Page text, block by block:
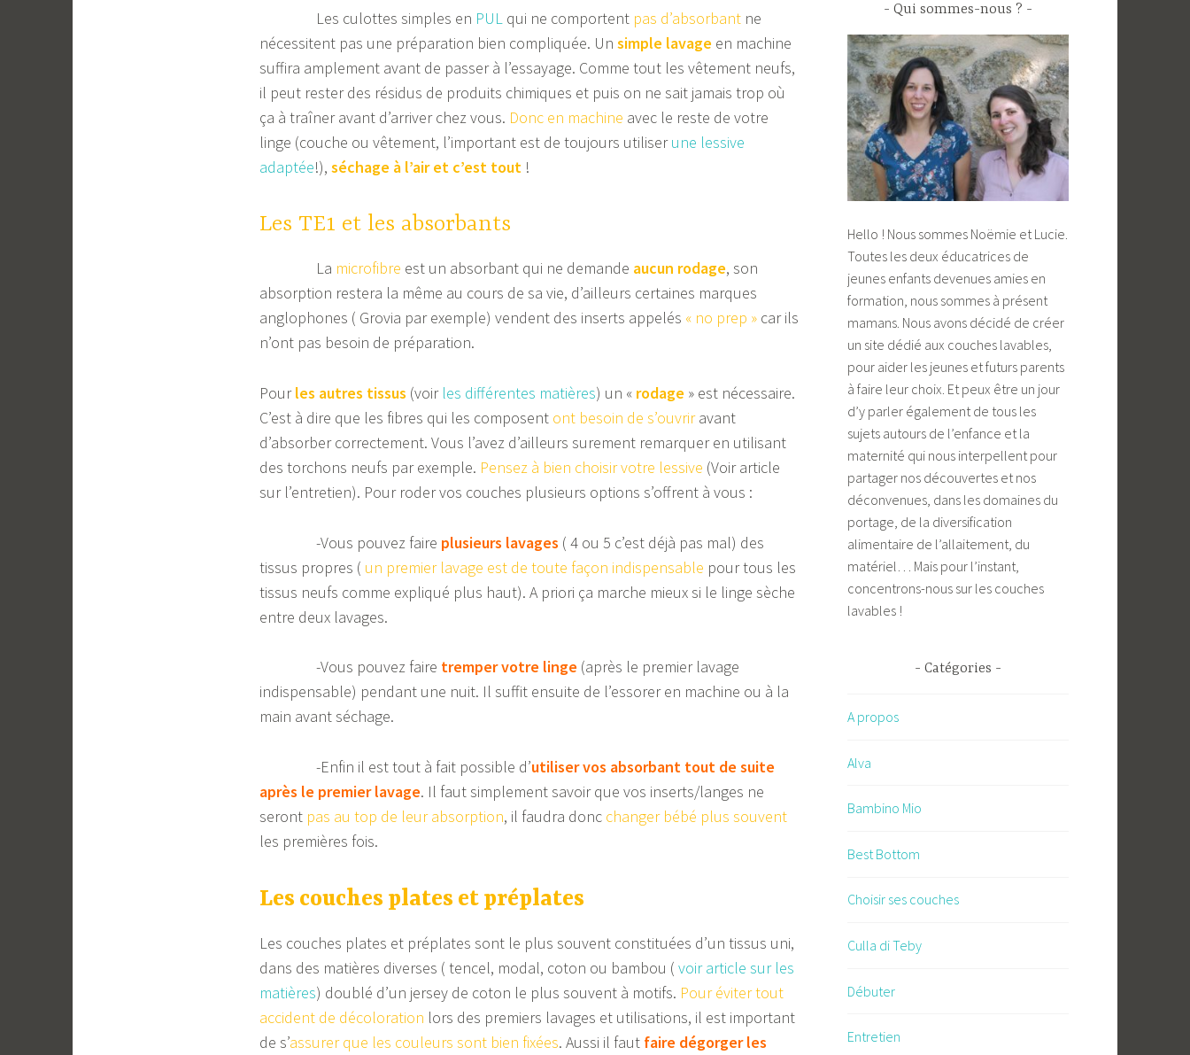
Les culottes simples en PUL qui ne comportent pas d’absorbant ne
nécessitent pas une préparation bien compliquée. Un simple lavage en machine
suffira amplement avant de passer à l’essayage. Comme tout les vêtement neufs,
il peut rester des résidus de produits chimiques et puis on ne sait jamais trop où
ça à traîner avant d’arriver chez vous. Donc en machine avec le reste de votre
linge (couche ou vêtement, l’important est de toujours utiliserune lessive
adaptée!), séchage à l’air et c’est tout !
Les TE1 et les absorbants
La microfibre est un absorbant qui ne demande aucun rodage, son
absorption restera la même au cours de sa vie, d’ailleurs certaines marques
anglophones ( Grovia par exemple) vendent des inserts appelés « no prep » car ils
n’ont pas besoin de préparation.
Pourles autres tissus (voir les différentes matières) un « rodage » est nécessaire.
C’est à dire que les fibres qui les composent ont besoin de s’ouvriravant
d’absorber correctement. Vous l’avez d’ailleurs surement remarquer en utilisant
des torchons neufs par exemple. Pensez à bien choisir votre lessive (Voir article
sur l’entretien). Pour roder vos couches plusieurs options s’offrent à vous :
-Vous pouvez faire plusieurs lavages ( 4 ou 5 c’est déjà pas mal) des
tissus propres ( un premier lavage est de toute façon indispensable pour tous les
tissus neufs comme expliqué plus haut). A priori ça marche mieux si le linge sèche
entre deux lavages.
-Vous pouvez faire tremper votre linge (après le premier lavage
indispensable) pendant une nuit. Il suffit ensuite de l’essorer en machine ou à la
main avant séchage.
-Enfin il est tout à fait possible d’utiliser vos absorbant tout de suite
après le premier lavage. Il faut simplement savoir que vos inserts/langes ne
seront pas au top de leur absorption, il faudra donc changer bébé plus souvent
les premières fois.
Les couches plates et préplates
Les couches plates et préplates sont le plus souvent constituées d’un tissus uni,
dans des matières diverses ( tencel, modal, coton ou bambou ( voir article sur les
matières) doublé d’un jersey de coton le plus souvent à motifs. Pour éviter tout
accident de décoloration lors des premiers lavages et utilisations, il est important
de s’assurer que les couleurs sont bien fixées. Aussi il faut faire dégorger les
Qui sommes-nous ?
Hello ! Nous sommes Noëmie et Lucie.
Toutes les deux éducatrices de
jeunes enfants devenues amies en
formation, nous sommes à présent
mamans. Nous avons décidé de créer
un site dédié aux couches lavables,
pour aider les jeunes et futurs parents
à faire leur choix. Et peux être un jour
d’y parler également de tous les
sujets autours de l’enfance et la
maternité qui nous interpellent pour
partager nos découvertes et nos
déconvenues, dans les domaines du
portage, de la diversification
alimentaire de l’allaitement, du
matériel… Mais pour l’instant,
concentrons-nous sur les couches
lavables !
Catégories
A propos
Alva
Bambino Mio
Best Bottom
Choisir ses couches
Culla di Teby
Débuter
Entretien